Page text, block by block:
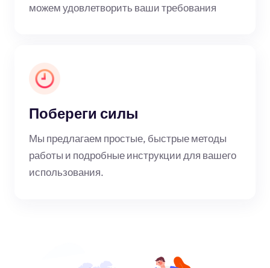
можем удовлетворить ваши требования
Побереги силы
Мы предлагаем простые, быстрые методы
работы и подробные инструкции для вашего
использования.